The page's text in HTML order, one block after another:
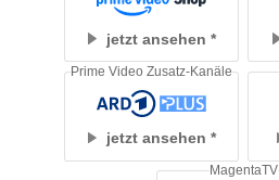
jetzt ansehen
jetzt ansehen
Prime Video Zusatz-Kanäle
MagentaTV